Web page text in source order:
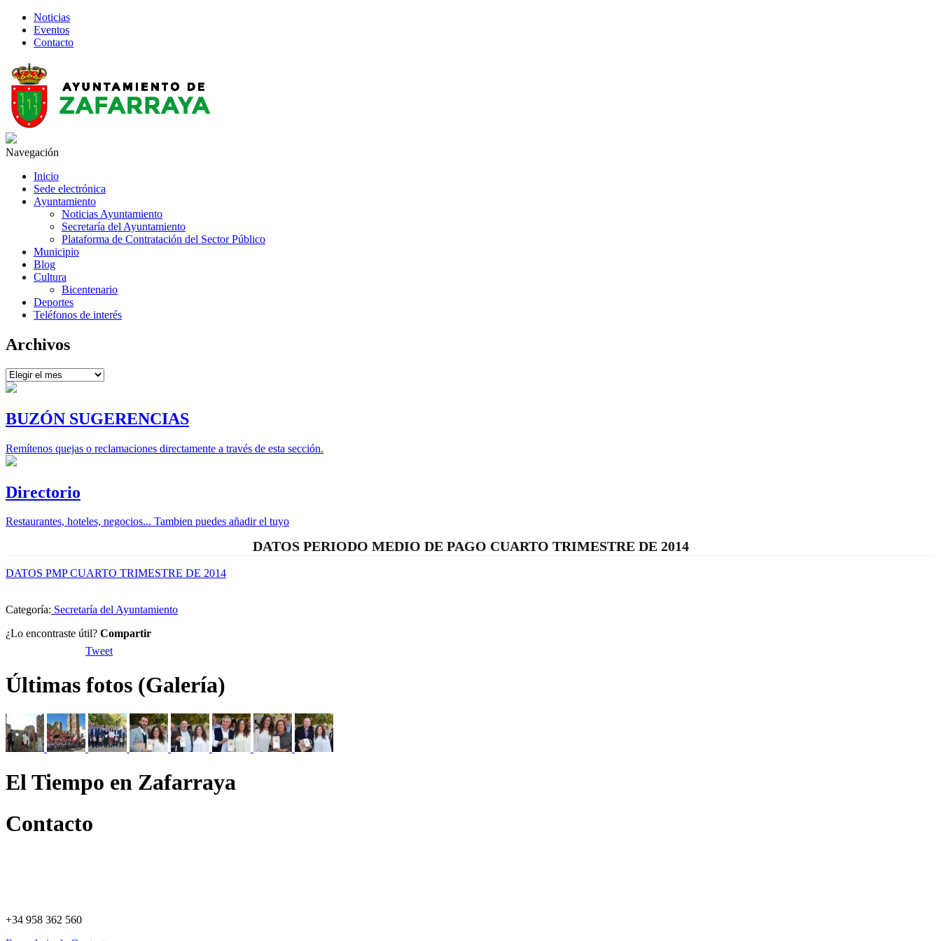
Noticias
Eventos
Contacto
Navegación
Inicio
Sede electrónica
Ayuntamiento
Noticias Ayuntamiento
Secretaría del Ayuntamiento
Plataforma de Contratación del Sector Público
Municipio
Blog
Cultura
Bicentenario
Deportes
Teléfonos de interés
Archivos
Archivos
BUZÓN SUGERENCIAS
Remítenos quejas o reclamaciones directamente a través de esta sección.
Directorio
Restaurantes, hoteles, negocios... Tambien puedes añadir el tuyo
DATOS PERIODO MEDIO DE PAGO CUARTO TRIMESTRE DE 2014
DATOS PMP CUARTO TRIMESTRE DE 2014
Categoría: Secretaría del Ayuntamiento
¿Lo encontraste útil? Compartir
Tweet
Últimas fotos (Galería)
El Tiempo en Zafarraya
Contacto
+34 958 362 560